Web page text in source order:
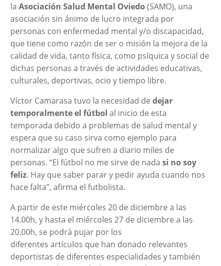
la Asociación Salud Mental Oviedo(SAMO), una
asociación sin ánimo de lucro integrada por
personas con enfermedad mental y/o discapacidad,
que tiene como razón de ser o misión la mejora de la
calidad de vida, tanto física, como psíquica y social de
dichas personas a través de actividades educativas,
culturales, deportivas, ocio y tiempo libre.
Víctor Camarasa tuvo la necesidad de dejar
temporalmente el fútbol al inicio de esta
temporada debido a problemas de salud mental y
espera que su caso sirva como ejemplo para
normalizar algo que sufren a diario miles de
personas. “El fútbol no me sirve de nada si no soy
feliz. Hay que saber parar y pedir ayuda cuando nos
hace falta”, afirma el futbolista.
A partir de este miércoles 20 de diciembre a las
14.00h, y hasta el miércoles 27 de diciembre a las
20.00h, se podrá pujar por los
diferentes artículos que han donado relevantes
deportistas de diferentes especialidades y también